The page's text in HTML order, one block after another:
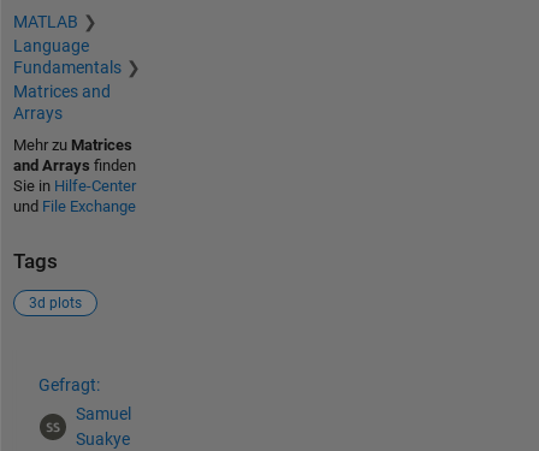
MATLAB
Language
Fundamentals
Matrices and
Arrays
Mehr zu Matrices
and Arrays finden
Sie in Hilfe-Center
und File Exchange
Tags
3d plots
Gefragt:
Samuel
Suakye